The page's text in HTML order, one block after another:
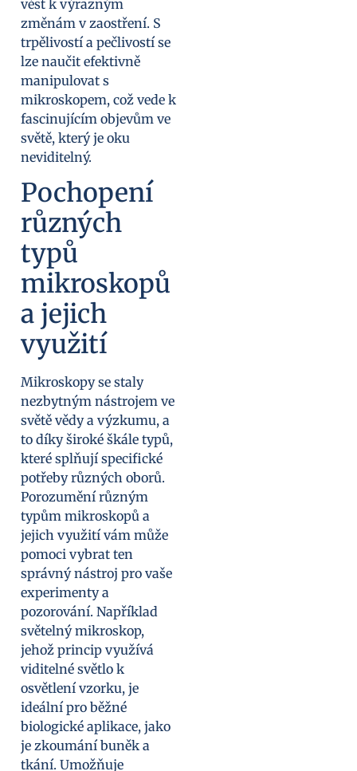
vést k výrazným
změnám v zaostření. S
trpělivostí a pečlivostí se
lze naučit efektivně
manipulovat s
mikroskopem, což vede k
fascinujícím objevům ve
světě, který je oku
neviditelný.
Pochopení
různých
typů
mikroskopů
a jejich
využití
Mikroskopy se staly
nezbytným nástrojem ve
světě vědy a výzkumu, a
to díky široké škále typů,
které splňují specifické
potřeby různých oborů.
Porozumění různým
typům mikroskopů a
jejich využití vám může
pomoci vybrat ten
správný nástroj pro vaše
experimenty a
pozorování. Například
světelný mikroskop,
jehož princip využívá
viditelné světlo k
osvětlení vzorku, je
ideální pro běžné
biologické aplikace, jako
je zkoumání buněk a
tkání. Umožňuje